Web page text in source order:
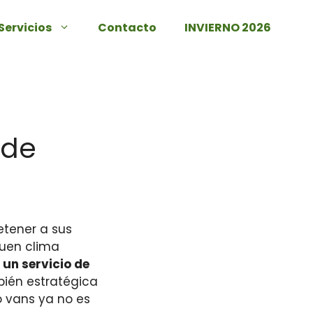
Contacto INVIERNO 2026
a sus
clima
servicio de
estratégica
ya no es